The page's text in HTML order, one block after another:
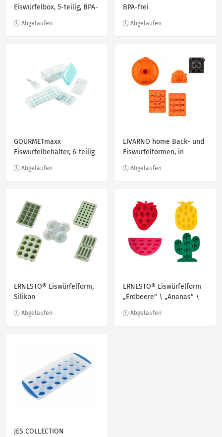
Eiswürfelbox, 5-teilig, BPA-
BPA-frei
GOURMETmaxx
Eiswürfelbehälter, 6-teilig
LIVARNO home Back- und
Eiswürfelformen, in
ERNESTO® Eiswürfelform,
Silikon
ERNESTO® Eiswürfelform
„Erdbeere“ \ „Ananas“ \
spülmaschinengeeignet
JES COLLECTION